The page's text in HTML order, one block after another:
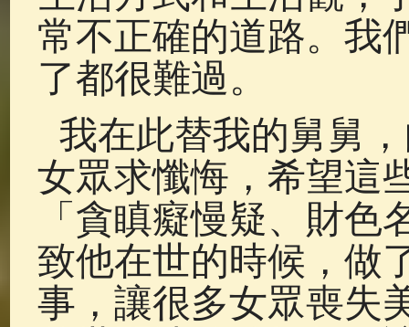
常不正確的道路。我
了都很難過。
我在此替我的舅舅
女眾求懺悔，希望這
「貪瞋癡慢疑、財
致他在世的時候，做
事，讓很多女眾喪失